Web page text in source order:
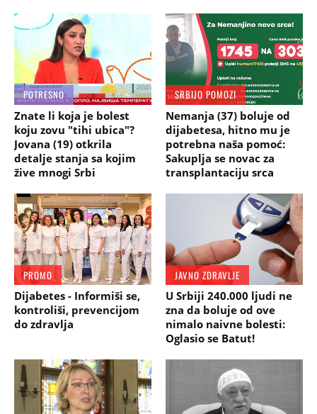
POTRESNO
Znate li koja je bolest
koju zovu "tihi ubica"?
Jovana (19) otkrila
detalje stanja sa kojim
žive mnogi Srbi
SRBIJO POMOZI
Nemanja (37) boluje od
dijabetesa, hitno mu je
potrebna naša pomoć:
Sakuplja se novac za
transplantaciju srca
PROMO
Dijabetes - Informiši se,
kontroliši, prevencijom
do zdravlja
JAVNO ZDRAVLJE
U Srbiji 240.000 ljudi ne
zna da boluje od ove
nimalo naivne bolesti:
Oglasio se Batut!